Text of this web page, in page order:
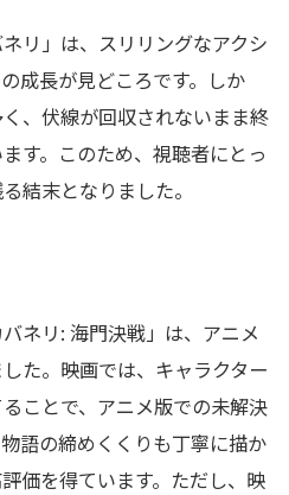
リ」は、スリリングなアクシ
成長が見どころです。しか
、伏線が回収されないまま終
す。このため、視聴者にとっ
結末となりました。
ネリ: 海門決戦」は、アニメ
た。映画では、キャラクター
ことで、アニメ版での未解決
語の締めくくりも丁寧に描か
価を得ています。ただし、映